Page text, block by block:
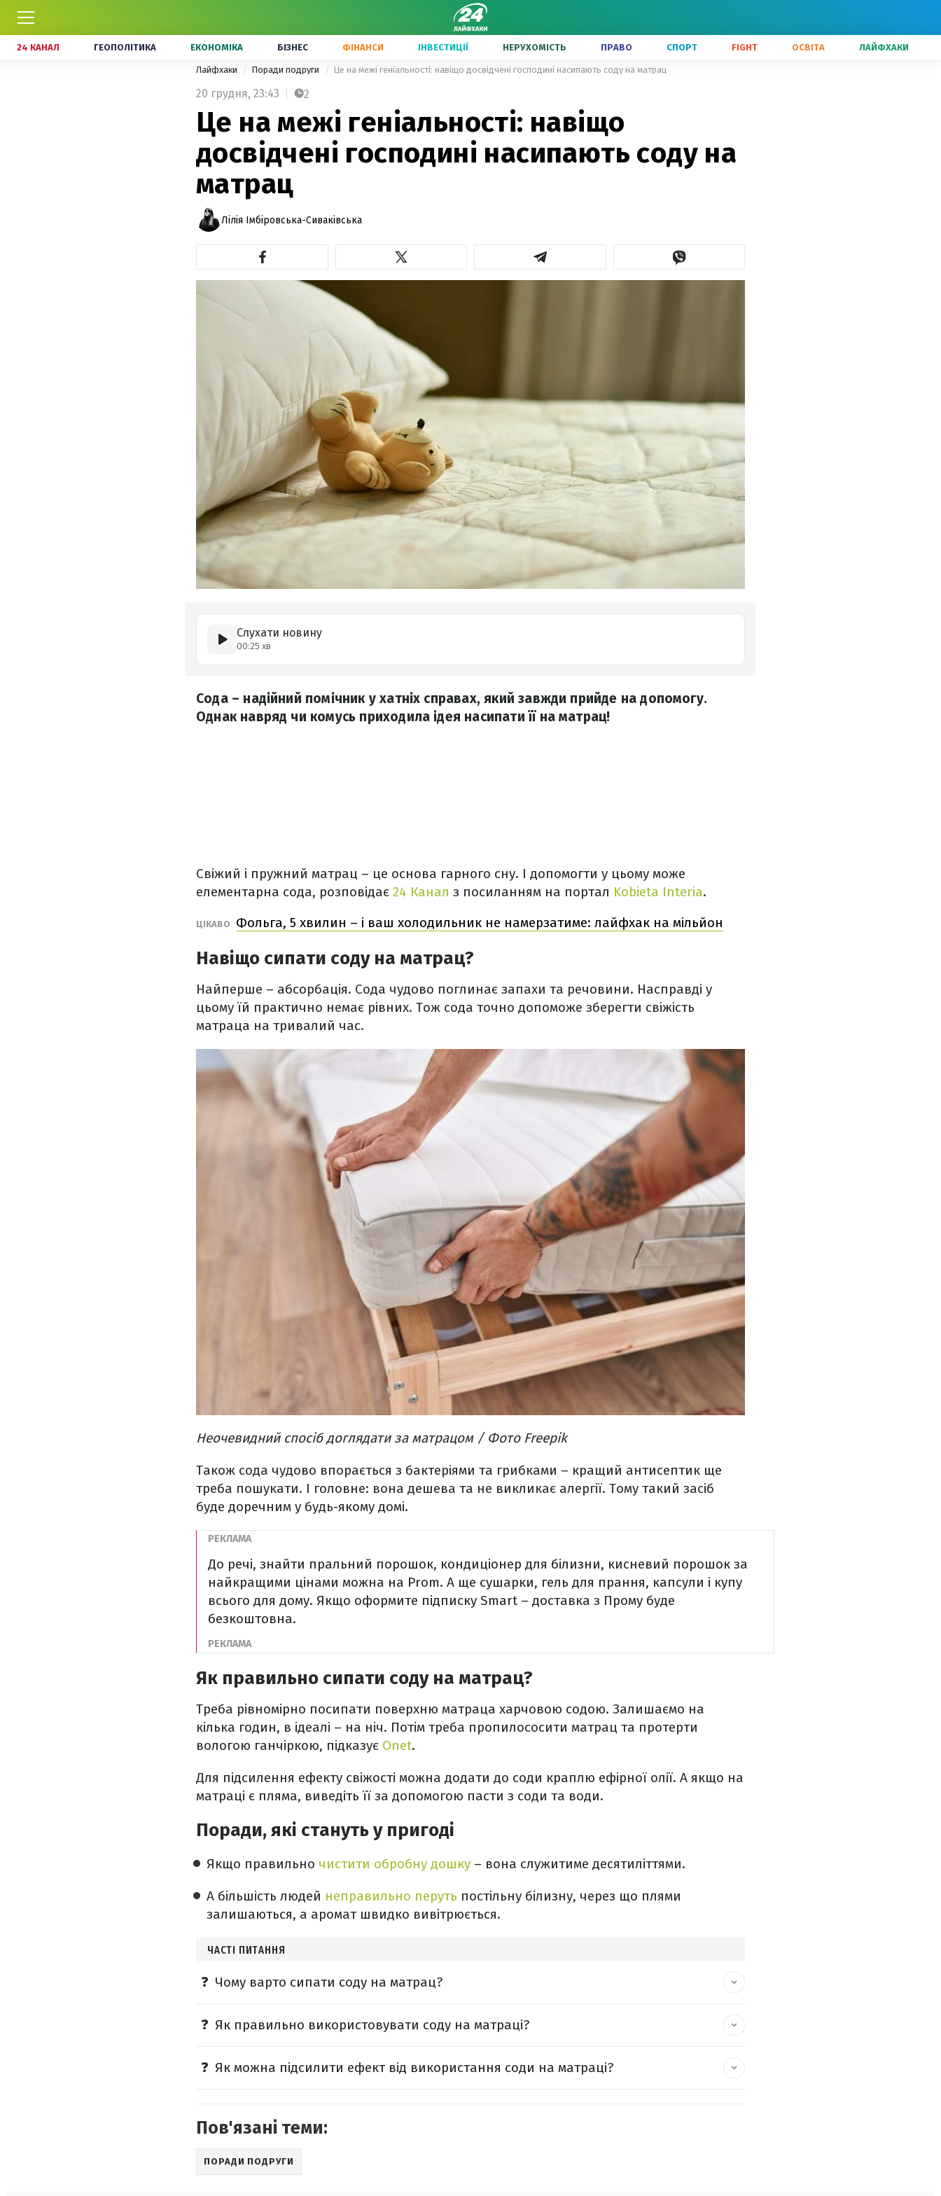
24 КАНАЛ ГЕОПОЛІТИКА ЕКОНОМІКА БІЗНЕС ФІНАНСИ ІНВЕСТИЦІЇ НЕРУХОМІСТЬ ПРАВО СПОРТ FIGHT ОСВІТА ЛАЙФХАКИ
Лайфхаки Поради подруги Це на межі геніальності: навіщо досвідчені господині насипають соду на матрац
20 грудня, 23:43 2
Це на межі геніальності: навіщо
досвідчені господині насипають соду на
матрац
Лілія Імбіровська-Сиваківська
Слухати новину
00:25 хв
Сода – надійний помічник у хатніх справах, який завжди прийде на допомогу.
Однак навряд чи комусь приходила ідея насипати її на матрац!
Свіжий і пружний матрац – це основа гарного сну. І допомогти у цьому може
елементарна сода, розповідає 24 Канал з посиланням на портал Kobieta Interia.
ЦІКАВО Фольга, 5 хвилин – і ваш холодильник не намерзатиме: лайфхак на мільйон
Навіщо сипати соду на матрац?
Найперше – абсорбація. Сода чудово поглинає запахи та речовини. Насправді у
цьому їй практично немає рівних. Тож сода точно допоможе зберегти свіжість
матраца на тривалий час.
Неочевидний спосіб доглядати за матрацом / Фото Freepik
Також сода чудово впорається з бактеріями та грибками – кращий антисептик ще
треба пошукати. І головне: вона дешева та не викликає алергії. Тому такий засіб
буде доречним у будь-якому домі.
До речі, знайти пральний порошок, кондиціонер для білизни, кисневий порошок за
найкращими цінами можна на Prom. А ще сушарки, гель для прання, капсули і купу
всього для дому. Якщо оформите підписку Smart – доставка з Прому буде
безкоштовна.
Як правильно сипати соду на матрац?
Треба рівномірно посипати поверхню матраца харчовою содою. Залишаємо на
кілька годин, в ідеалі – на ніч. Потім треба пропилососити матрац та протерти
вологою ганчіркою, підказує Onet.
Для підсилення ефекту свіжості можна додати до соди краплю ефірної олії. А якщо на
матраці є пляма, виведіть її за допомогою пасти з соди та води.
Поради, які стануть у пригоді
Якщо правильно чистити обробну дошку – вона служитиме десятиліттями.
А більшість людей неправильно перуть постільну білизну, через що плями
залишаються, а аромат швидко вивітрюється.
ЧАСТІ ПИТАННЯ
Чому варто сипати соду на матрац?
Як правильно використовувати соду на матраці?
Як можна підсилити ефект від використання соди на матраці?
Пов'язані теми:
ПОРАДИ ПОДРУГИ